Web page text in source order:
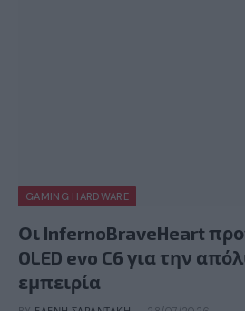
GAMING HARDWARE
Οι InfernoBraveHeart
OLED evo C6 για την
εμπειρία